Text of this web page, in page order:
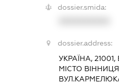
dossier.smida:
dossier.address:
УКРАЇНА,
МІСТО